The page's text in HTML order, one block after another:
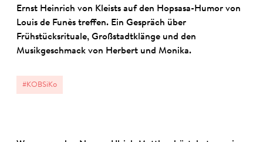
Ernst Heinrich von Kleists auf den Hopsasa-Humor von
Louis de Funès treffen. Ein Gespräch über
Frühstücksrituale, Großstadtklänge und den
Musikgeschmack von Herbert und Monika.
#KOBSiKo